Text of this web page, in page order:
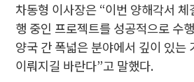
차동형 이사장은 “이번 양해각서 체
행 중인 프로젝트를 성공적으로 수
양국 간 폭넓은 분야에서 깊이 있는
이뤄지길 바란다”고 말했다.